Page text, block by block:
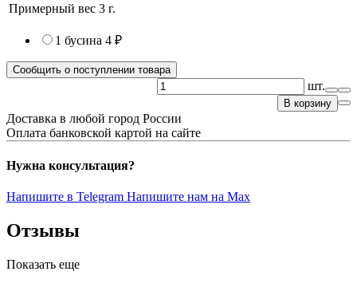
Примерный вес 3 г.
1 бусина 4 ₽
Сообщить о поступлении товара
шт.
В корзину
Доставка в любой город России
Оплата банковской картой на сайте
Нужна консультация?
Напишите в Telegram Напишите нам на Max
Отзывы
Показать еще